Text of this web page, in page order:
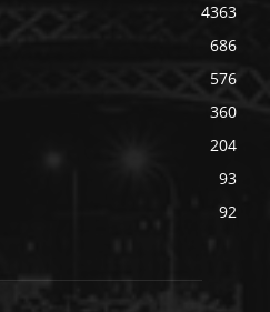
4363
686
576
360
204
93
92